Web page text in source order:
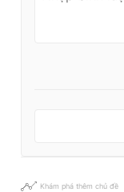
Khám phá thêm chủ đề